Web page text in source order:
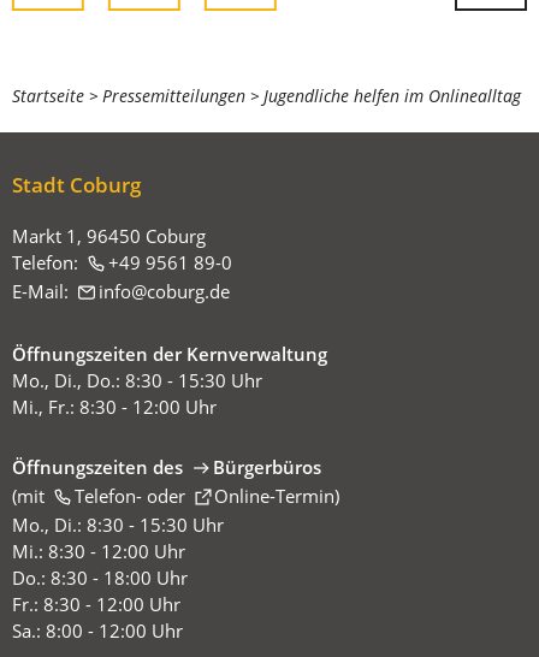
Sie
befinden
sich
Startseite Pressemitteilungen Jugendliche helfen im Onlinealltag
Stadt Coburg
Markt 1, 96450 Coburg
Telefon:
+49 9561 89-0
E-Mail:
info coburg de
Öffnungszeiten der Kernverwaltung
Mo., Di., Do.: 8:30 - 15:30 Uhr
Mi., Fr.: 8:30 - 12:00 Uhr
Öffnungszeiten des
Bürgerbüros
(mit
Telefon-oder Online-Termin
(Öffnet
in
einem
neuen
Tab)
)
Mo., Di.: 8:30 - 15:30 Uhr
Mi.: 8:30 - 12:00 Uhr
Do.: 8:30 - 18:00 Uhr
Fr.: 8:30 - 12:00 Uhr
Sa.: 8:00 - 12:00 Uhr